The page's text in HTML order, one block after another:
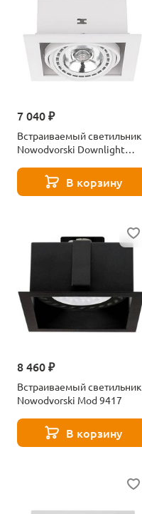
7 040 ₽
Встраиваемый светильник
Nowodvorski Downlight
В корзину
8 460 ₽
Встраиваемый светильник
Nowodvorski Mod 9417
В корзину